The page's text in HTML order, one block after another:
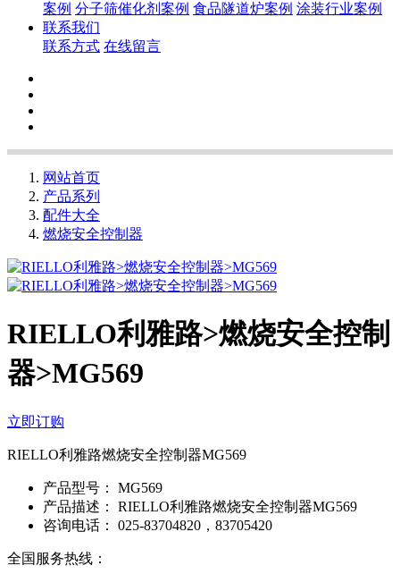
案例 分子筛催化剂案例 食品隧道炉案例 涂装行业案例
联系我们
联系方式 在线留言
网站首页
产品系列
配件大全
燃烧安全控制器
RIELLO利雅路>燃烧安全控制
器>MG569
立即订购
RIELLO利雅路燃烧安全控制器MG569
产品型号：
MG569
产品描述：
RIELLO利雅路燃烧安全控制器MG569
咨询电话：
025-83704820，83705420
全国服务热线：